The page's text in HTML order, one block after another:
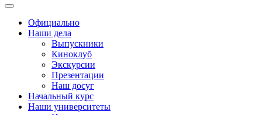
Официально
Наши дела
Выпускники
Киноклуб
Экскурсии
Презентации
Наш досуг
Начальный курс
Наши университеты